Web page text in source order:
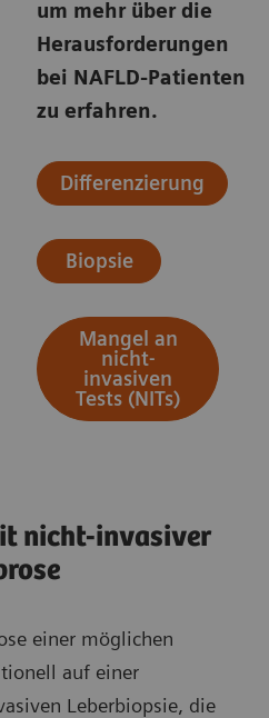
um mehr über die
Herausforderungen
bei NAFLD-Patienten
zu erfahren.
Differenzierung
Biopsie
Mangel an
nicht-
invasiven
Tests (NITs)
nicht-invasiver
einer möglichen
auf einer
Leberbiopsie, die